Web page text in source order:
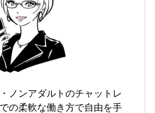
ノンアダルトのチャットレ
の柔軟な働き方で自由を手